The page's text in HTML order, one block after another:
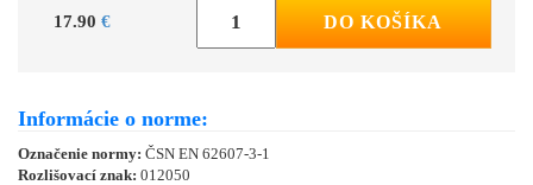
17.90 € DO KOŠÍKA
Informácie o norme:
Označenie normy: ČSN EN 62607-3-1
Rozlišovací znak: 012050